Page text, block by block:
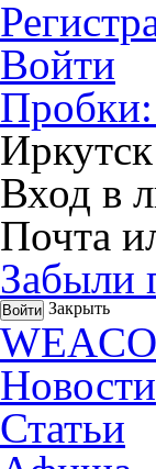
Войти
Пробки:
Иркутск
Вход в
Почта
Забыли
Закрыть
Новости
Статьи